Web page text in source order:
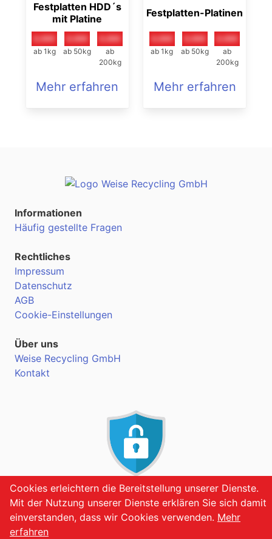
Cookies erleichtern die Bereitstellung unserer Dienste.
Mit der Nutzung unserer Dienste erklären Sie sich damit
einverstanden, dass wir Cookies verwenden. Mehr
erfahren
Festplatten HDD´s
mit Platine
0,00€
ab 1kg
0,00€
ab 50kg
0,00€
ab
200kg
Mehr erfahren
Festplatten-Platinen
0,00€
ab 1kg
0,00€
ab 50kg
0,00€
ab
200kg
Mehr erfahren
Informationen
Häufig gestellte Fragen
Rechtliches
Impressum
Datenschutz
AGB
Cookie-Einstellungen
Über uns
Weise Recycling GmbH
Kontakt
VERSCHLÜSSELT